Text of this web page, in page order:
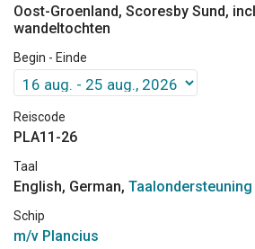
Oost-Groenland, Scoresby Sund,
wandeltochten
Begin - Einde
Reiscode
PLA11-26
Taal
English, German, Taalondersteuning
Schip
m/v Plancius